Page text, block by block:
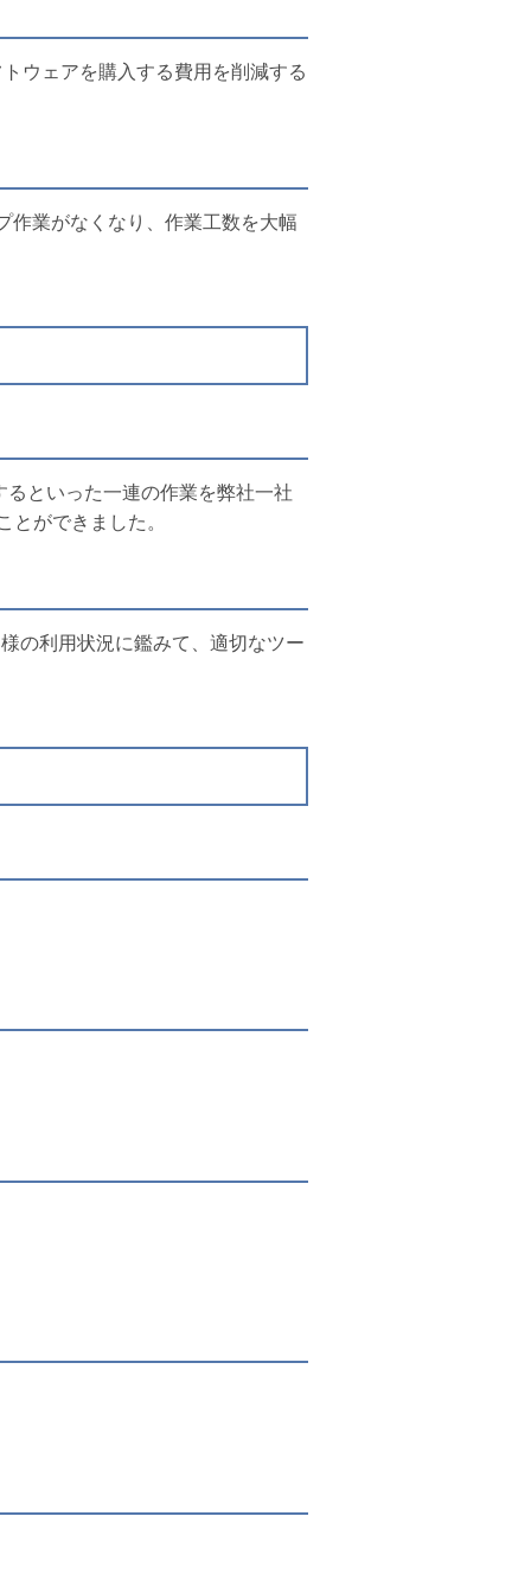
ウェアを購入する費用を削減する
作業がなくなり、作業工数を大幅
といった一連の作業を弊社一社
ができました。
の利用状況に鑑みて、適切なツー